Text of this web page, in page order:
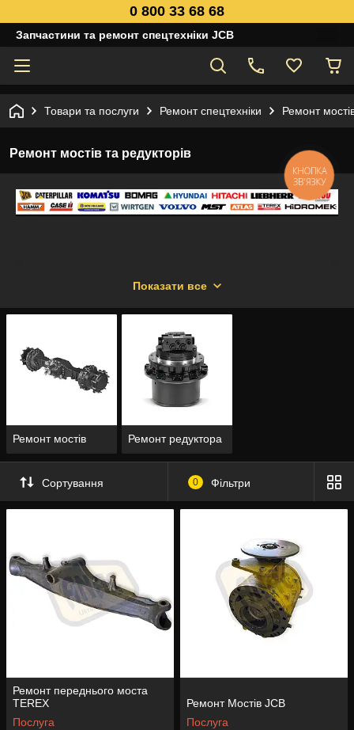
0 800 33 68 68
Запчастини та ремонт спецтехніки JCB
Товари та послуги Ремонт спецтехніки Ремонт
Ремонт мостів та редукторів
Показати все
Ремонт мостів Ремонт редуктора
Сортування 0 Фільтри
Ремонт переднього моста
ТEREX
Послуга
Ремонт Мостів JCB
Послуга
КНОПКА
ЗВ'ЯЗКУ